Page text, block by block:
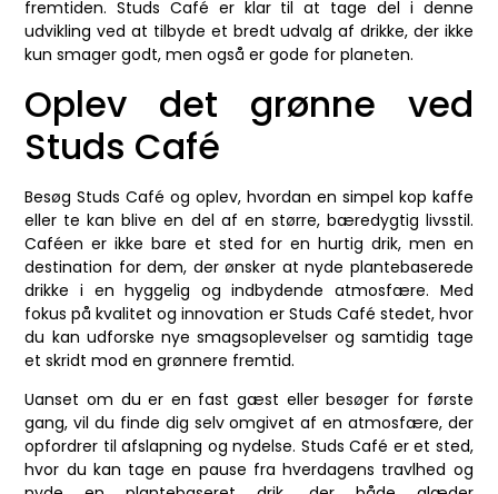
fremtiden. Studs Café er klar til at tage del i denne
udvikling ved at tilbyde et bredt udvalg af drikke, der ikke
kun smager godt, men også er gode for planeten.
Oplev det grønne ved
Studs Café
Besøg Studs Café og oplev, hvordan en simpel kop kaffe
eller te kan blive en del af en større, bæredygtig livsstil.
Caféen er ikke bare et sted for en hurtig drik, men en
destination for dem, der ønsker at nyde plantebaserede
drikke i en hyggelig og indbydende atmosfære. Med
fokus på kvalitet og innovation er Studs Café stedet, hvor
du kan udforske nye smagsoplevelser og samtidig tage
et skridt mod en grønnere fremtid.
Uanset om du er en fast gæst eller besøger for første
gang, vil du finde dig selv omgivet af en atmosfære, der
opfordrer til afslapning og nydelse. Studs Café er et sted,
hvor du kan tage en pause fra hverdagens travlhed og